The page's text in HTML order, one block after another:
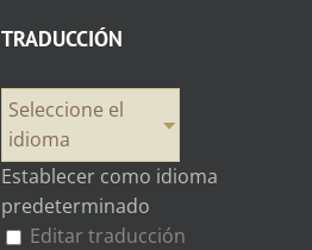
TRADUCCIÓN
Seleccione el
idioma
Establecer como idioma
predeterminado
Editar traducción